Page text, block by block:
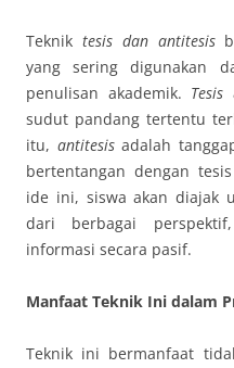
Teknik tesis dan antitesis
yang sering digunakan
penulisan akademik. Tesis
sudut pandang tertentu
itu, antitesisadalah
bertentangan dengan
ide ini, siswa akan diajak
dari berbagai
informasi secara pasif.
Manfaat Teknik Ini dalam
Teknik ini bermanfaat